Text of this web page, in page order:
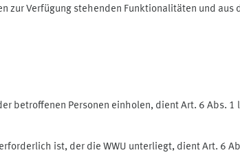
Verfügung stehenden Funktionalitäten und aus
betroffenen Personen einholen, dient Art. 6 Abs. 1
ist, der die WWU unterliegt, dient Art. 6